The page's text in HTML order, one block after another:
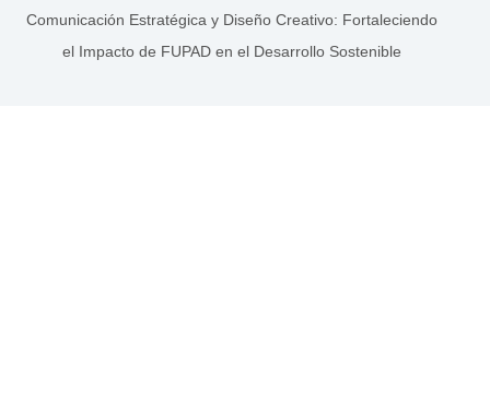
Comunicación Estratégica y Diseño Creativo: Fortaleciendo
el Impacto de FUPAD en el Desarrollo Sostenible